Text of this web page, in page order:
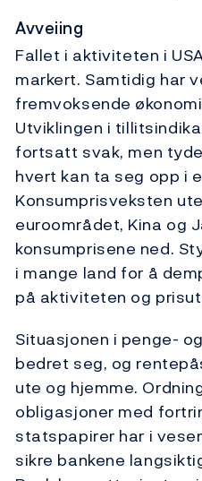
Avveiing
Fallet i aktiviteten i
markert. Samtidig har
fremvoksende
Utviklingen i
fortsatt svak, men
hvert kan ta seg opp i
Konsumprisveksten
euroområdet, Kina og
konsumprisene ned.
i mange land for å
på aktiviteten og
Situasjonen i penge-
bedret seg, og
ute og hjemme.
obligasjoner med
statspapirer har i
sikre bankene